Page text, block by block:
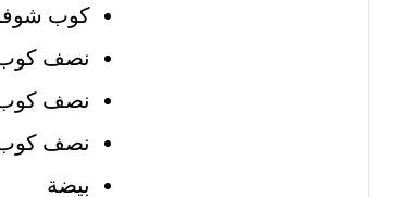
كوب
نصف
نصف
نصف كوب
بيضة